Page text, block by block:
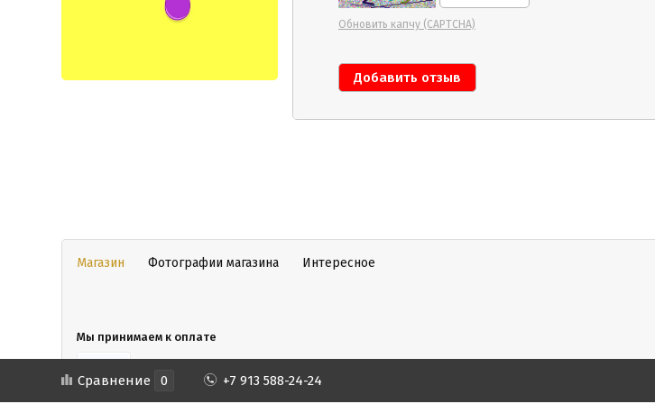
Обновить капчу (CAPTCHA)
Магазин Фотографии магазина Интересное
Мы принимаем к оплате
Сравнение 0 +7 913 588-24-24